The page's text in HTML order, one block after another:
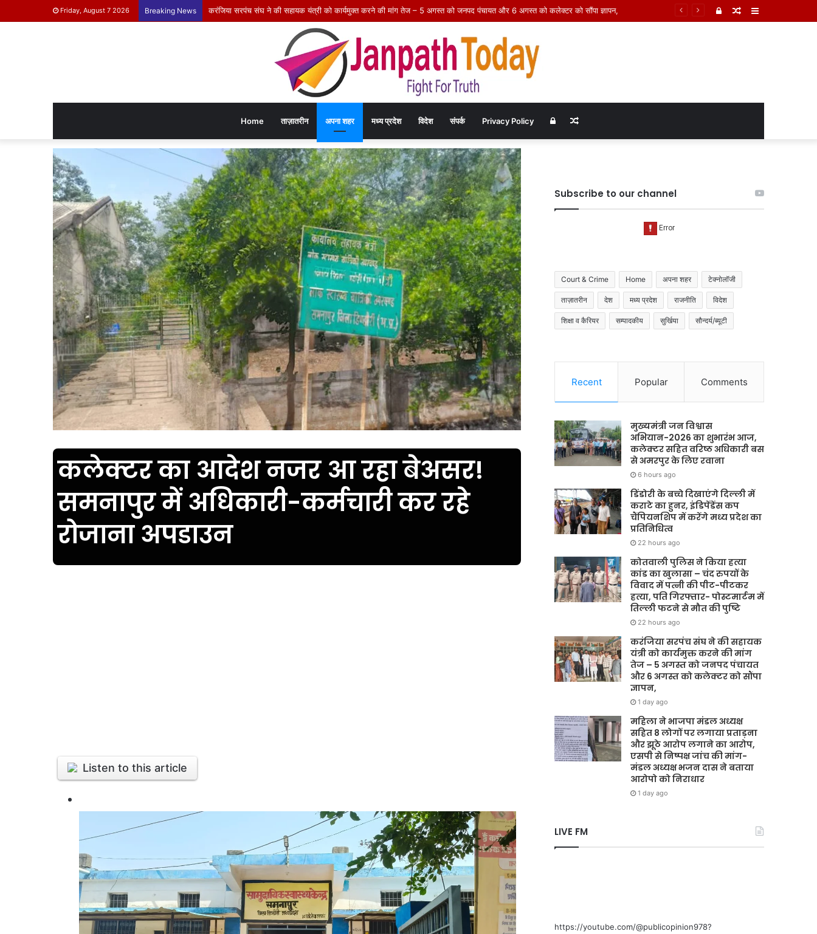
Friday, August 7 2026 Breaking News करंजिया सरपंच संघ ने की सहायक यंत्री को कार्यमुक्त करने की मांग तेज – 5 अगस्त को जनपद पंचायत और 6 अगस्त को कलेक्टर को सौंपा ज्ञापन, Random
Log
Home ताज़ातरीन अपना शहर मध्य प्रदेश विदेश संपर्क Privacy Policy Random
Log
कलेक्टर का आदेश नजर आ रहा बेअसर!
समनापुर में अधिकारी-कर्मचारी कर रहे
रोजाना अपडाउन
Listen to this article
Subscribe to our channel
Court & Crime Home अपना शहर टेक्नोलॉजी
ताज़ातरीन देश मध्य प्रदेश राजनीति विदेश
शिक्षा व कैरियर सम्पादकीय सुर्खिया सौन्दर्य/ब्यूटी
Recent Popular Comments
मुख्यमंत्री जन विश्वास
अभियान-2026 का शुभारंभ आज,
कलेक्टर सहित वरिष्ठ अधिकारी बस
से अमरपुर के लिए रवाना
6 hours ago
डिंडोरी के बच्चे दिखाएंगे दिल्ली में
कराटे का हुनर, इंडिपेंडेंस कप
चैंपियनशिप में करेंगे मध्य प्रदेश का
प्रतिनिधित्व
22 hours ago
कोतवाली पुलिस ने किया हत्या
कांड का खुलासा – चंद रुपयों के
विवाद में पत्नी की पीट-पीटकर
हत्या, पति गिरफ्तार- पोस्टमार्टम में
तिल्ली फटने से मौत की पुष्टि
22 hours ago
करंजिया सरपंच संघ ने की सहायक
यंत्री को कार्यमुक्त करने की मांग
तेज – 5 अगस्त को जनपद पंचायत
और 6 अगस्त को कलेक्टर को सौंपा
ज्ञापन,
1 day ago
महिला ने भाजपा मंडल अध्यक्ष
सहित 8 लोगों पर लगाया प्रताड़ना
और झूठे आरोप लगाने का आरोप,
एसपी से निष्पक्ष जांच की मांग-
मंडल अध्यक्ष भजन दास ने बताया
आरोपो को निराधार
1 day ago
LIVE FM
https://youtube.com/@publicopinion978?